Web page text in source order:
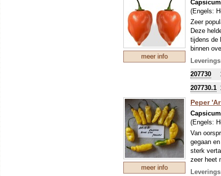
voor de
meer info
(Engels:
Zeer
Deze
tijdens de
binnen
207730
207730.1
meer info
Peper
(Engels:
Van
gegaan
sterk
zeer heet
plekje in